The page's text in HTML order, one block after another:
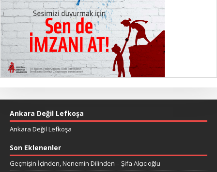
Ankara Değil Lefkoşa
Ankara Değil Lefkoşa
Son Eklenenler
Geçmişin İçinden, Nenemin Dilinden – Şifa Alçıcıoğlu